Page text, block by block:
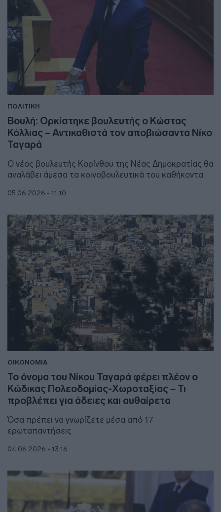
ΠΟΛΙΤΙΚΗ
Βουλή: Ορκίστηκε βουλευτής ο Κώστας
Κόλλιας – Αντικαθιστά τον αποβιώσαντα Νίκο
Ταγαρά
Ο νέος βουλευτής Κορίνθου της Νέας Δημοκρατίας θα
αναλάβει άμεσα τα κοινοβουλευτικά του καθήκοντα
05.06.2026 - 11:10
ΟΙΚΟΝΟΜΙΑ
Το όνομα του Νίκου Ταγαρά φέρει πλέον ο
Κώδικας Πολεοδομίας-Χωροταξίας – Τι
προβλέπει για άδειες και αυθαίρετα
Όσα πρέπει να γνωρίζετε μέσα από 17
ερωταπαντήσεις
04.06.2026 - 13:16